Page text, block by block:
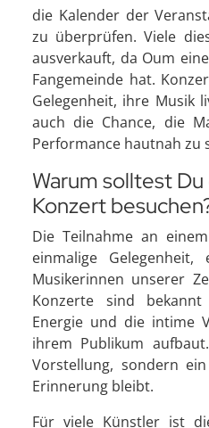
die Kalender der
zu überprüfen. Viele
ausverkauft, da Oum
Fangemeinde hat.
Gelegenheit, ihre Musik
auch die Chance, die
Performance hautnah zu
Warum solltest
Konzert
Die Teilnahme an
einmalige
Musikerinnen unserer
Konzerte sind
Energie und die intime
ihrem Publikum
Vorstellung, sondern
Erinnerung bleibt.
Für viele Künstler ist